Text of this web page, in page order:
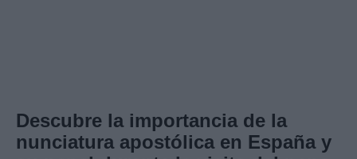
Viajes
Gente
Descubre la importancia de la
nunciatura apostólica en España y